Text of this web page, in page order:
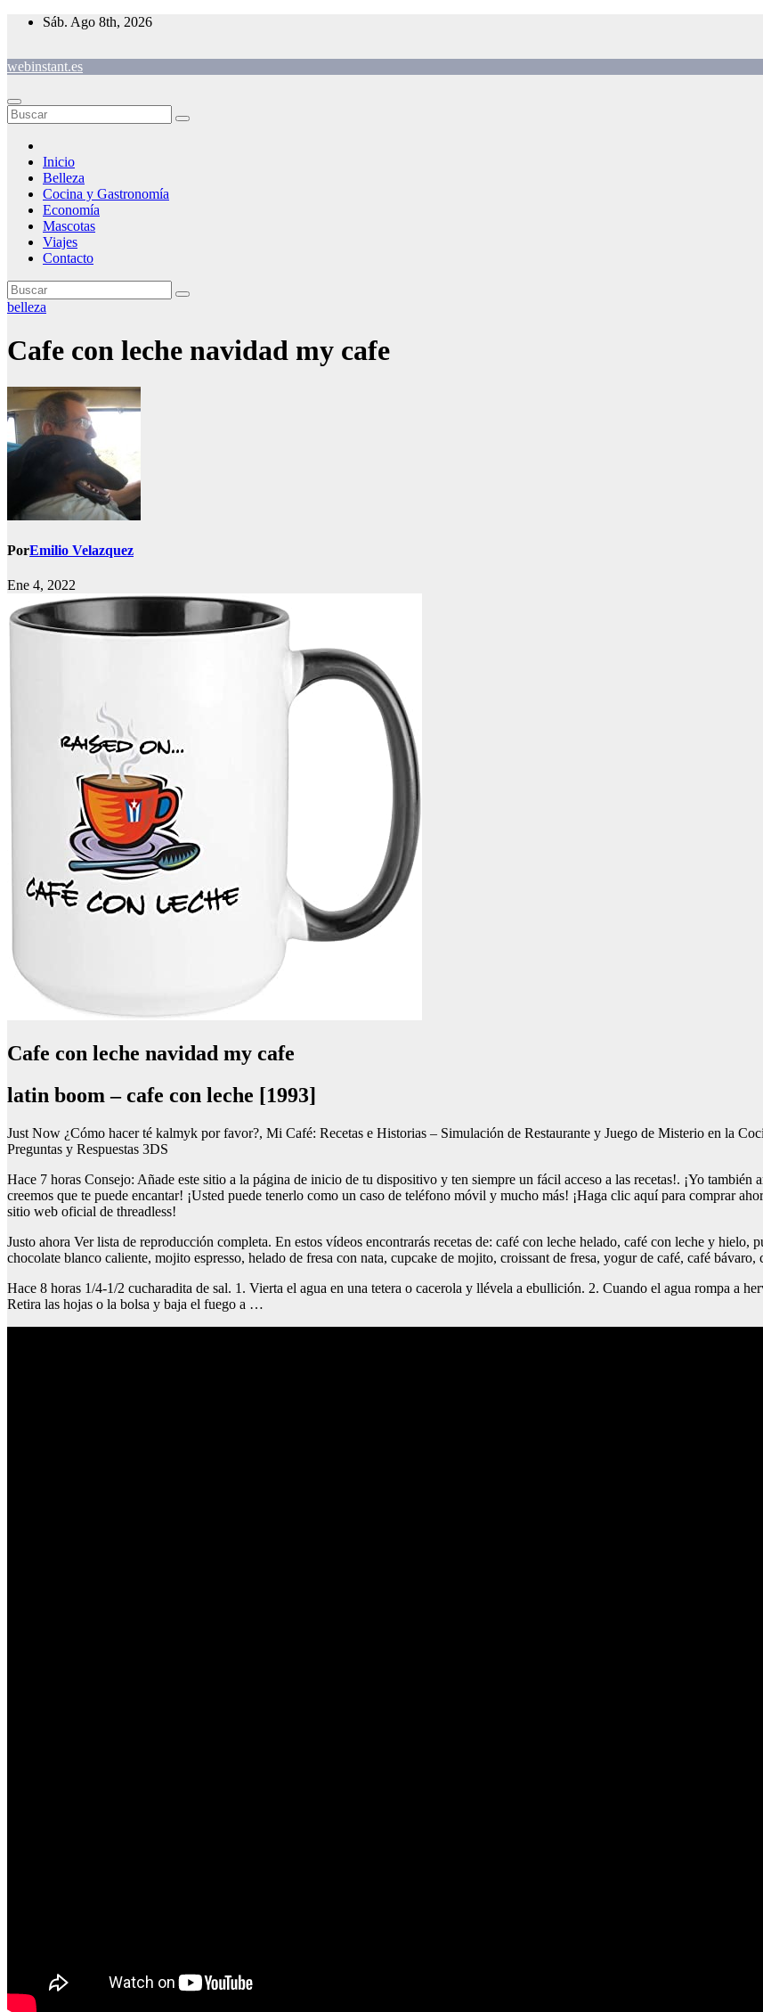
Saltar
Sáb. Ago 8th, 2026
webinstant.es
Inicio
Belleza
Cocina y Gastronomía
Economía
Mascotas
Viajes
Contacto
belleza
Cafe con leche navidad my cafe
PorEmilio Velazquez
Ene 4, 2022
Cafe con leche navidad my cafe
latin boom – cafe con leche [1993]
Just Now ¿Cómo hacer té kalmyk por favor?, Mi Café: Recetas e Historias – Simulación de Restaurante y Juego de Misterio en la
Preguntas y Respuestas 3DS
Hace 7 horas Consejo: Añade este sitio a la página de inicio de tu dispositivo y ten siempre un fácil acceso a las recetas!. ¡Yo
creemos que te puede encantar! ¡Usted puede tenerlo como un caso de teléfono móvil y mucho más! ¡Haga clic aquí para comprar
sitio web oficial de threadless!
Justo ahora Ver lista de reproducción completa. En estos vídeos encontrarás recetas de: café con leche helado, café con leche y
chocolate blanco caliente, mojito espresso, helado de fresa con nata, cupcake de mojito, croissant de fresa, yogur de café, café
Hace 8 horas 1/4-1/2 cucharadita de sal. 1. Vierta el agua en una tetera o cacerola y llévela a ebullición. 2. Cuando el agua rompa a
Retira las hojas o la bolsa y baja el fuego a …